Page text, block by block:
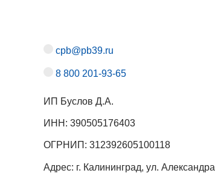
cpb@pb39.ru
8 800 201-93-65
ИП Буслов Д.А.
ИНН: 390505176403
ОГРНИП: 312392605100118
Адрес: г. Калининград, ул. Александра